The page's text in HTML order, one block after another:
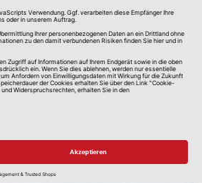
Online verfügbar